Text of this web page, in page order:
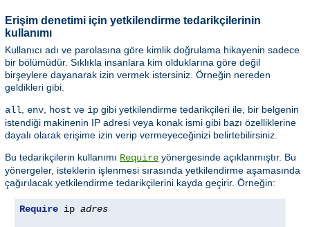
Erişim denetimi için yetkilendirme tedarikçilerinin
kullanımı
Kullanıcı adı ve parolasına göre kimlik doğrulama hikayenin sadece
bir bölümüdür. Sıklıkla insanlara kim olduklarına göre değil
birşeylere dayanarak izin vermek istersiniz. Örneğin nereden
geldikleri gibi.
all env host ve ip gibi yetkilendirme tedarikçileri ile, bir belgenin
istendiği makinenin IP adresi veya konak ismi gibi bazı özelliklerine
dayalı olarak erişime izin verip vermeyeceğinizi belirtebilirsiniz.
Bu tedarikçilerin kullanımı Require yönergesinde açıklanmıştır. Bu
yönergeler, isteklerin işlenmesi sırasında yetkilendirme aşamasında
çağırılacak yetkilendirme tedarikçilerini kayda geçirir. Örneğin:
Require ip adres